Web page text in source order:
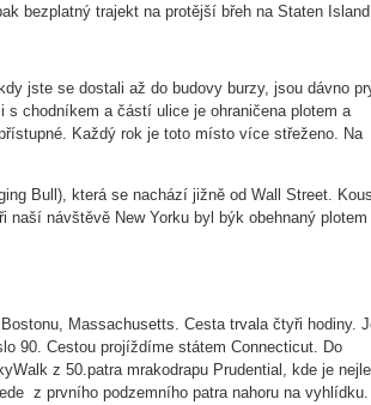
bezplatný trajekt na protější břeh na Staten Island.
jste se dostali až do budovy burzy, jsou dávno
s chodníkem a částí ulice je ohraničena plotem a
Každý rok je toto místo více střeženo. Na
Bull), která se nachází jižně od Wall Street.
naší návštěvě New Yorku byl býk obehnaný plotem
Massachusetts. Cesta trvala čtyři hodiny.
90. Cestou projíždíme státem Connecticut. Do
z 50.patra mrakodrapu Prudential, kde je
z prvního podzemního patra nahoru na vyhlídku.